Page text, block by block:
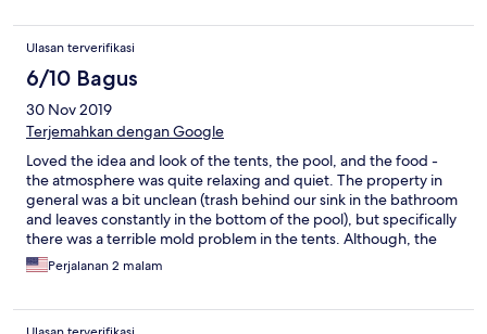
Ulasan terverifikasi
6/10 Bagus
30 Nov 2019
Terjemahkan dengan Google
Loved the idea and look of the tents, the pool, and the food -
the atmosphere was quite relaxing and quiet. The property in
general was a bit unclean (trash behind our sink in the bathroom
and leaves constantly in the bottom of the pool), but specifically
there was a terrible mold problem in the tents. Although, the
manager assured they are working hard on this and have a
solution to be implemented soon. If they had motorbikes on
wasn’t too bad to walk 10 minutes for one.
Perjalanan 2 malam